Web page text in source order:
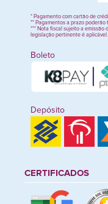
* Pagamento com cartão de
** Pagamentos a prazo poderão
*** Nota fiscal sujeito a emissão
legislação pertinente é aplicável.
Boleto
Depósito
CERTIFICADOS